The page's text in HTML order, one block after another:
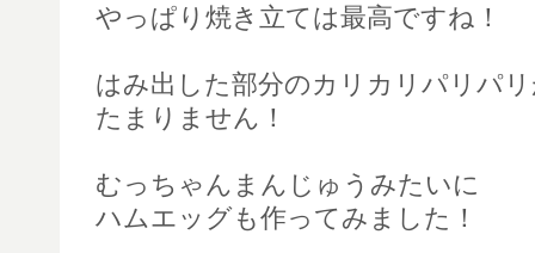
やっぱり焼き立ては最高ですね！
はみ出した部分のカリカリパリパ
たまりません！
むっちゃんまんじゅうみたいに
ハムエッグも作ってみました！